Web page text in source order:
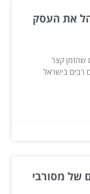
את העסק
שהזמן קצר
רבים בישראל
של מסורבי